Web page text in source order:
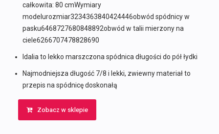
całkowita: 80 cmWymiary
modelurozmiar3234363840424446obwód spódnicy w
pasku6468727680848892obwód w talii mierzony na
ciele6266707478828690
Idalia to lekko marszczona spódnica długości do pół łydki
Najmodniejsza długość 7/8 i lekki, zwiewny materiał to
przepis na spódnicę doskonałą
Zobacz w sklepie